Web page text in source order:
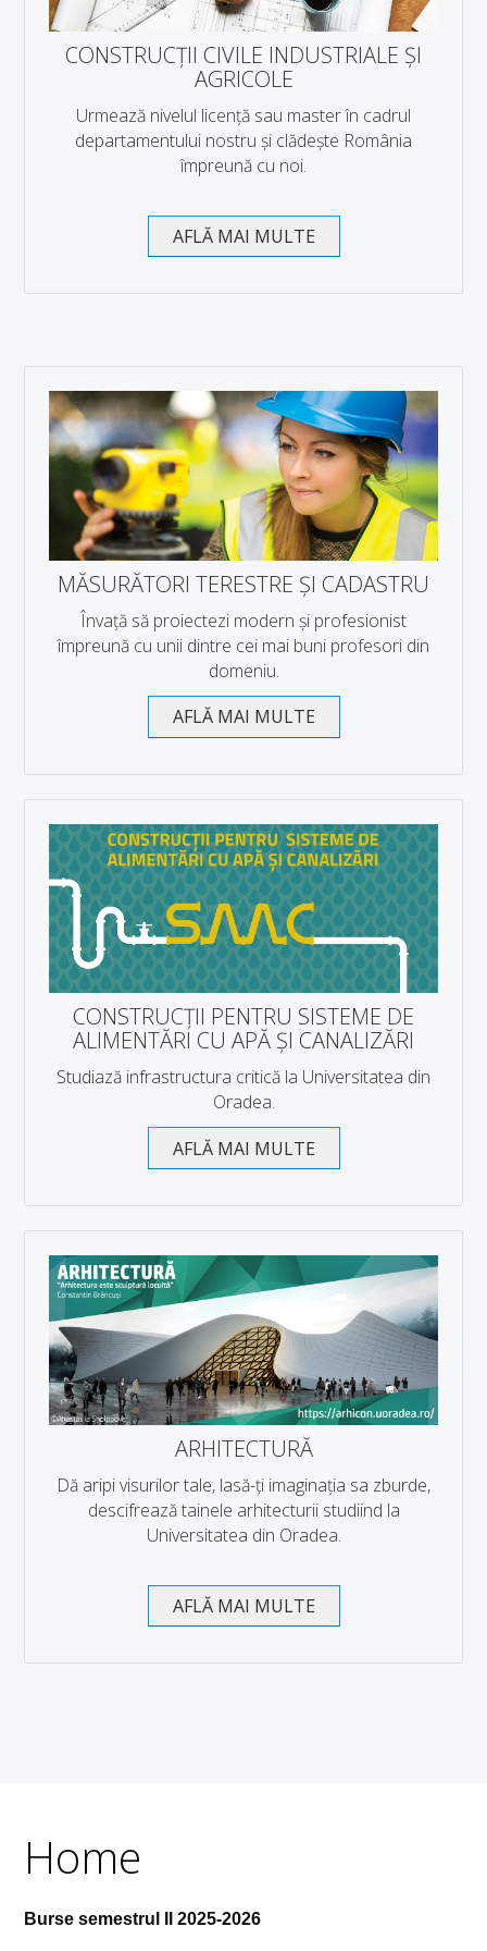
Land Measurement and Cadastre Course Description
Smart and Sustainable Constructions (CIS) Course Description
INTERNATIONAL RELATIONS
CONSTRUCȚII CIVILE INDUSTRIALE ȘI
AGRICOLE
Urmează nivelul licență sau master în cadrul
departamentului nostru și clădește România
împreună cu noi.
AFLĂ MAI MULTE
MĂSURĂTORI TERESTRE ȘI CADASTRU
Învață să proiectezi modern și profesionist
împreună cu unii dintre cei mai buni profesori din
domeniu.
AFLĂ MAI MULTE
CONSTRUCȚII PENTRU SISTEME DE
ALIMENTĂRI CU APĂ ȘI CANALIZĂRI
Studiază infrastructura critică la Universitatea din
Oradea.
AFLĂ MAI MULTE
ARHITECTURĂ
Dă aripi visurilor tale, lasă-ți imaginația sa zburde,
descifrează tainele arhitecturii studiind la
Universitatea din Oradea.
AFLĂ MAI MULTE
Home
Burse semestrul II 2025-2026